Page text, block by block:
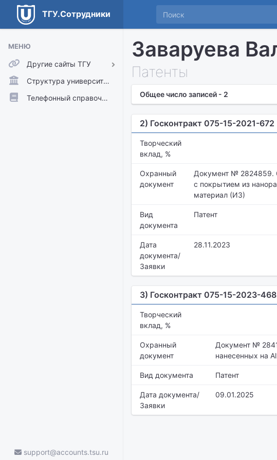
ТГУ.Сотрудники
МЕНЮ
Другие сайты ТГУ
ТГУ.Аккаунты
ТГУ.Расписание
Структура университета
Телефонный справочник
support@accounts.tsu.ru
Заваруева
Патенты
Общее число записей - 2
2) Госконтракт 075-15-2021-
Творческий
вклад, %
Охранный
документ
Документ № 2824859.
с покрытием из
материал (ИЗ)
Вид
документа
Патент
Дата
документа/
Заявки
28.11.2023
3) Госконтракт 075-15-2023-
Творческий
вклад, %
Охранный
документ
Документ №
нанесенных на
Вид документа Патент
Дата документа/
Заявки
09.01.2025